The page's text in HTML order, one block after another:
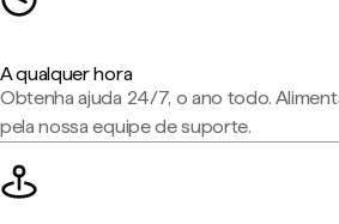
A qualquer hora
Obtenha ajuda 24/7, o ano todo.
pela nossa equipe de suporte.